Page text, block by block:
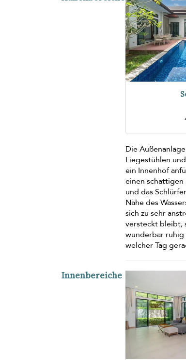
Die
Liegestühlen
ein Innenhof
einen schattigen
und das
Nähe des
sich zu sehr
versteckt bleibt,
wunderbar ruhig
welcher Tag
Innenbereiche